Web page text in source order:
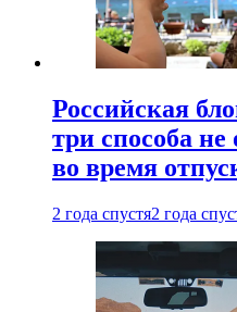
Российская
три способа не
во время
2 года спустя2 года